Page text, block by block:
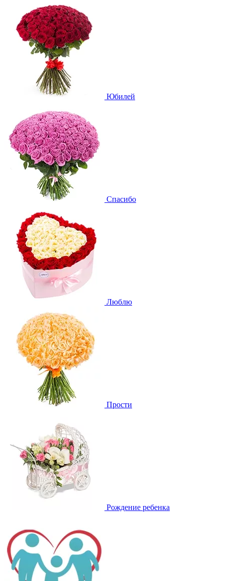
Юбилей
Спасибо
Люблю
Прости
Рождение ребенка